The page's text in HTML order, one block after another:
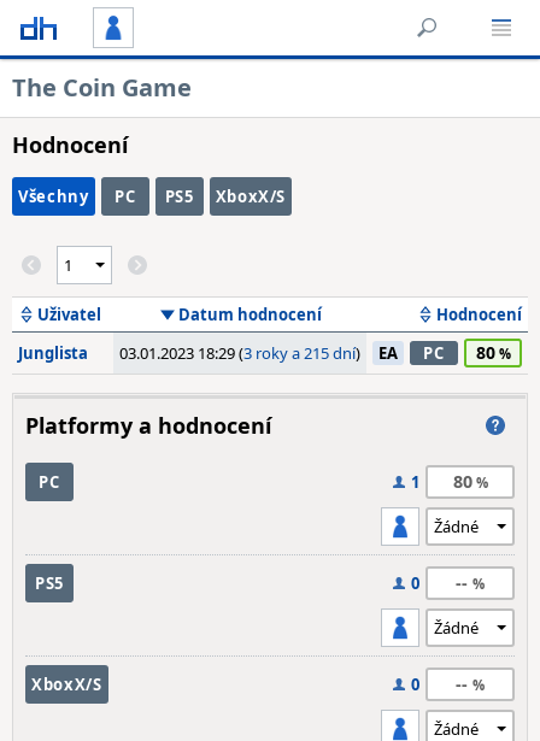
The Coin Game
Hodnocení
Všechny PC PS5 XboxX/S
Uživatel Datum hodnocení
Hodnocení
Junglista
03.01.2023 18:29 (3 roky a 215 dní) EA PC 80
Platformy a hodnocení
PC 1 80
PS5 0 --
XboxX/S 0 --